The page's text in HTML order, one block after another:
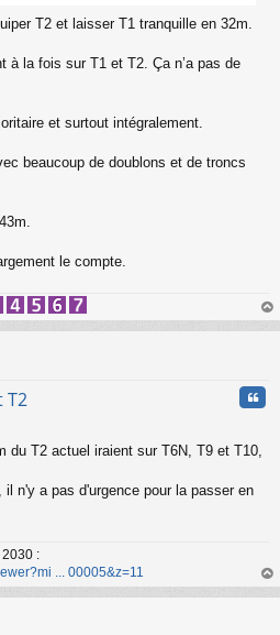
T2 et laisser T1 tranquille en 32m.
à la fois sur T1 et T2. Ça n’a pas de
et surtout intégralement.
beaucoup de doublons et de troncs
le compte.
au
T2
du T2 actuel iraient sur T6N, T9 et T10,
n'y a pas d'urgence pour la passer en
:
... 00005&z=11
au